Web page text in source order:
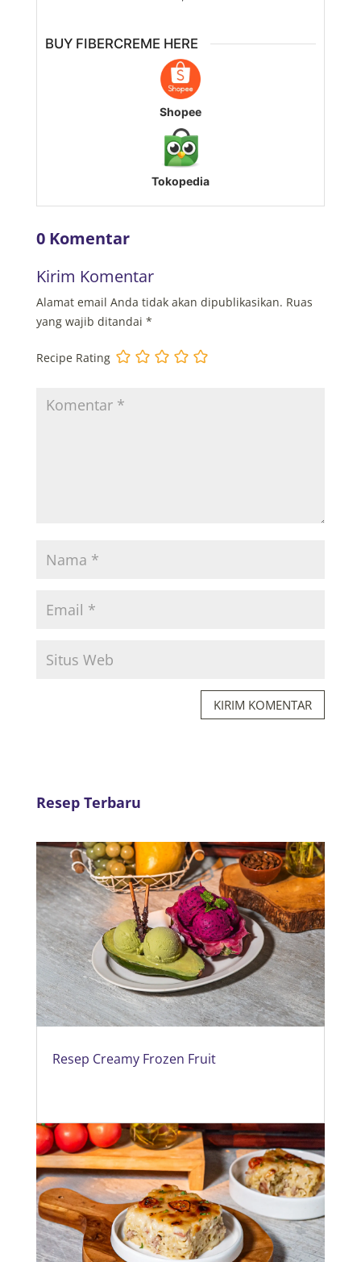
BUY FIBERCREME HERE
Shopee
Tokopedia
0 Komentar
Kirim Komentar
Alamat email Anda tidak akan dipublikasikan. Ruas
yang wajib ditandai *
Recipe Rating
KIRIM KOMENTAR
Resep Terbaru
Resep Creamy Frozen Fruit